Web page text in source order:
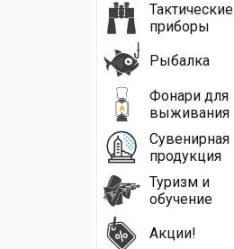
Тактические
приборы
Рыбалка
Фонари для
выживания
Сувенирная
продукция
Туризм и
обучение
Акции!